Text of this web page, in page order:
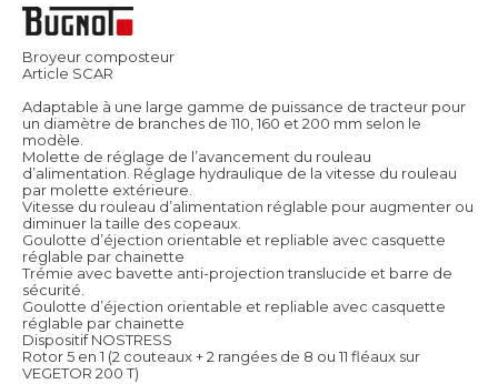
Broyeur composteur
Article SCAR
Adaptable à une large gamme de puissance de tracteur pour
un diamètre de branches de 110, 160 et 200 mm selon le
modèle.
Molette de réglage de l’avancement du rouleau
d’alimentation. Réglage hydraulique de la vitesse du rouleau
par molette extérieure.
Vitesse du rouleau d’alimentation réglable pour augmenter ou
diminuer la taille des copeaux.
Goulotte d’éjection orientable et repliable avec casquette
réglable par chainette
Trémie avec bavette anti-projection translucide et barre de
sécurité.
Goulotte d’éjection orientable et repliable avec casquette
réglable par chainette
Dispositif NOSTRESS
Rotor 5 en 1 (2 couteaux + 2 rangées de 8 ou 11 fléaux sur
VEGETOR 200 T)